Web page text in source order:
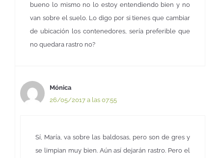
bueno lo mismo no lo estoy entendiendo bien y no
van sobre el suelo. Lo digo por si tienes que cambiar
de ubicación los contenedores, sería preferible que
no quedara rastro no?
Mónica
26/05/2017 a las 07:55
Sí, María, va sobre las baldosas, pero son de gres y
se limpian muy bien. Aún así dejarán rastro. Pero el